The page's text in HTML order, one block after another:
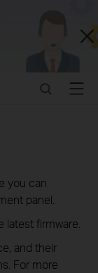
Close
SearchMenu
you can
panel.
latest firmware.
and their
For more